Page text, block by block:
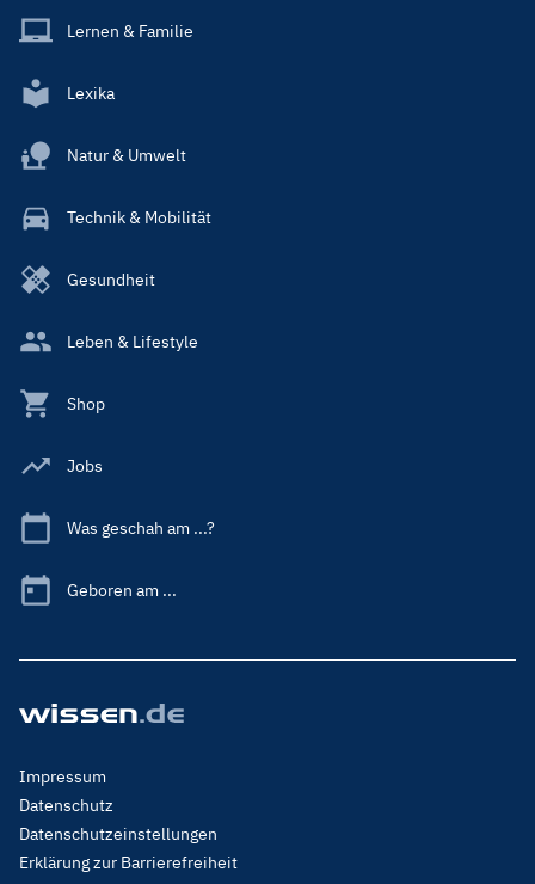
Lernen & Familie
Lexika
Natur & Umwelt
Technik & Mobilität
Gesundheit
Leben & Lifestyle
Shop
Jobs
Was geschah am ...?
Geboren am ...
Footer
Menu
Legal
Impressum
Datenschutz
Datenschutzeinstellungen
Erklärung zur Barrierefreiheit